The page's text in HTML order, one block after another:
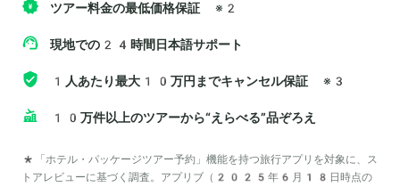
ツアー料金の最低価格保証 ※2
現地での24時間日本語サポート
1人あたり最大10万円までキャンセル保証 ※3
10万件以上のツアーから“えらべる”品ぞろえ
*「ホテル・パッケージツアー予約」機能を持つ旅行アプリを対象に、ス
トアレビューに基づく調査。アプリブ（2025年6月18日時点の